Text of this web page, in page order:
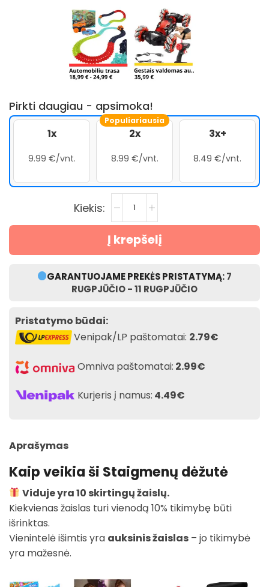
Pirkti daugiau - apsimoka!
1x
9.99 €/vnt.
2x
8.99 €/vnt.
Populiariausia
3x+
8.49 €/vnt.
Į krepšelį
GARANTUOJAME PREKĖS PRISTATYMĄ:7
RUGPJŪČIO - 11 RUGPJŪČIO
Pristatymo būdai:
Venipak/LP paštomatai: 2.79€
Omniva paštomatai: 2.99€
Kurjeris į namus: 4.49€
Aprašymas
Kaip veikia ši Staigmenų dėžutė
Viduje yra 10 skirtingų žaislų.
Kiekvienas žaislas turi vienodą 10% tikimybę būti
išrinktas.
Vienintelė išimtis yra auksinis žaislas – jo tikimybė
yra mažesnė.